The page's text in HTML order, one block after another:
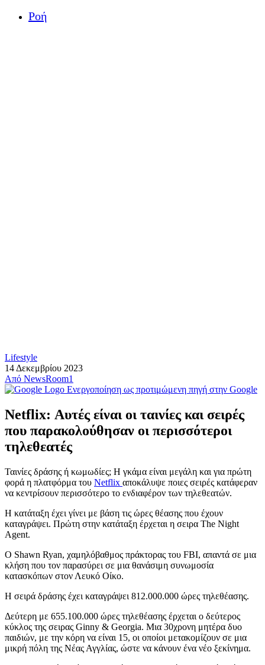
Ροή
Lifestyle
14 Δεκεμβρίου 2023
Από NewsRoom1
Ενεργοποίηση ως προτιμώμενη πηγή στην Google
Νetflix: Αυτές είναι οι ταινίες και σειρές
που παρακολούθησαν οι περισσότεροι
τηλεθεατές
Ταινίες δράσης ή κωμωδίες; Η γκάμα είναι μεγάλη και για πρώτη
φορά η πλατφόρμα του Νetflix αποκάλυψε ποιες σειρές κατάφεραν
να κεντρίσουν περισσότερο το ενδιαφέρον των τηλεθεατών.
Η κατάταξη έχει γίνει με βάση τις ώρες θέασης που έχουν
καταγράψει. Πρώτη στην κατάταξη έρχεται η σειρα The Night
Agent.
Ο Shawn Ryan, χαμηλόβαθμος πράκτορας του FBI, απαντά σε μια
κλήση που τον παρασύρει σε μια θανάσιμη συνωμοσία
κατασκόπων στον Λευκό Οίκο.
Η σειρά δράσης έχει καταγράψει 812.000.000 ώρες τηλεθέασης.
Δεύτερη με 655.100.000 ώρες τηλεθέασης έρχεται ο δεύτερος
κύκλος της σειρας Ginny & Georgia. Μια 30χρονη μητέρα δυο
παιδιών, με την κόρη να είναι 15, οι οποίοι μετακομίζουν σε μια
μικρή πόλη της Νέας Αγγλίας, ώστε να κάνουν ένα νέο ξεκίνημα.